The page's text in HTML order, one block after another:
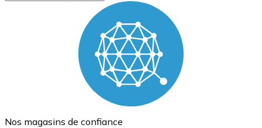
Nos magasins de confiance